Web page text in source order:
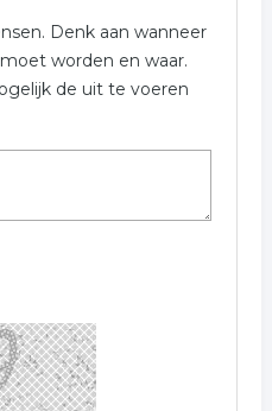
Denk aan wanneer
worden en waar.
de uit te voeren